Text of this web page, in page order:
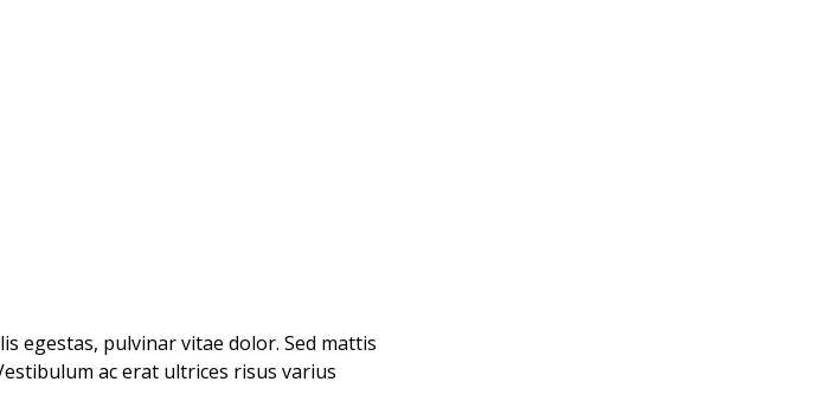
egestas, pulvinar vitae dolor. Sed mattis
ac erat ultrices risus varius